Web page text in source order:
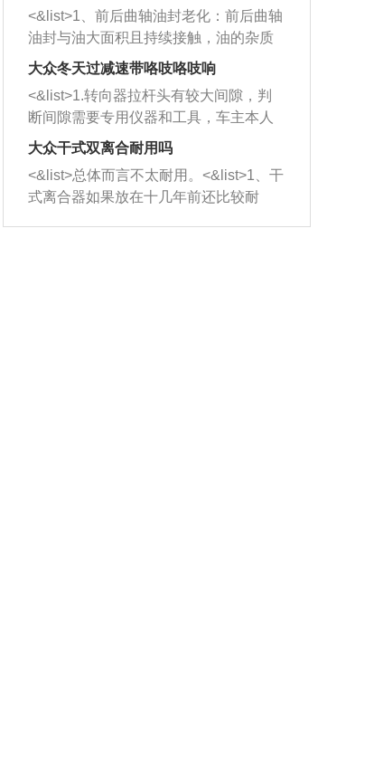
西取出来。但如果是因为积碳过多引起
的堵塞，就需要将三元催化器泡在草酸
洗剂对堵塞的情况得到解决，将清洗剂
放在燃油箱中，与燃油混合后，车辆启
动时，就可以和汽油一起进入到燃烧
室，最后形成废气排出，就可以让三元
催化器得到清洗，排气管堵塞的情况就
能够得到解决。
一圈半的练习，往右同样也要打相同的
圈数。 <&list>3、最后强调要反复练
习，这样就可以形成肌肉记忆，在真实
驾驶车辆时，不需要记忆也能打好方
向。
<&list>1、前后曲轴油封老化：前后曲轴
油封与油大面积且持续接触，油的杂质
和发动机内持续温度变化使其密封效果
逐渐减弱，导致渗油或漏油。<&list>2、
活塞间隙过大：积碳会使活塞环与缸体
的间隙扩大，导致机油流入燃烧室中，
造成烧机油。<&list>3、机油粘度。使用
机油粘度过小的话，同样会有烧机油现
象，机油粘度过小具有很好的流动性，
大众冬天过减速带咯吱咯吱响
<&list>1.转向器拉杆头有较大间隙，判
断间隙需要专用仪器和工具，车主本人
无法制作，需要将车辆送到修理厂或4s
店；<&list>2.车辆半轴套管防尘罩破
裂，破裂后会出现漏油现象，使半轴磨
损严重，磨损的半轴容易损坏，产生异
响；<&list>3.稳定器的转向胶套和球头
大众干式双离合耐用吗
<&list>总体而言不太耐用。<&list>1、干
式离合器如果放在十几年前还比较耐